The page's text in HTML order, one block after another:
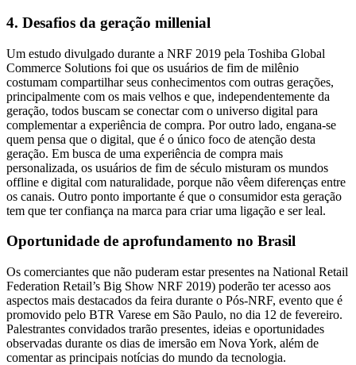
4. Desafios da geração millenial
Um estudo divulgado durante a NRF 2019 pela Toshiba Global
Commerce Solutions foi que os usuários de fim de milênio
costumam compartilhar seus conhecimentos com outras gerações,
principalmente com os mais velhos e que, independentemente da
geração, todos buscam se conectar com o universo digital para
complementar a experiência de compra. Por outro lado, engana-se
quem pensa que o digital, que é o único foco de atenção desta
geração. Em busca de uma experiência de compra mais
personalizada, os usuários de fim de século misturam os mundos
offline e digital com naturalidade, porque não vêem diferenças entre
os canais. Outro ponto importante é que o consumidor esta geração
tem que ter confiança na marca para criar uma ligação e ser leal.
Oportunidade de aprofundamento no Brasil
Os comerciantes que não puderam estar presentes na National Retail
Federation Retail’s Big Show NRF 2019) poderão ter acesso aos
aspectos mais destacados da feira durante o Pós-NRF, evento que é
promovido pelo BTR Varese em São Paulo, no dia 12 de fevereiro.
Palestrantes convidados trarão presentes, ideias e oportunidades
observadas durante os dias de imersão em Nova York, além de
comentar as principais notícias do mundo da tecnologia.